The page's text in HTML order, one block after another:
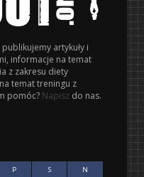
artykuły i
informacje na temat
z zakresu diety
temat treningu z
pomóc? Napisz do nas.
P S
N